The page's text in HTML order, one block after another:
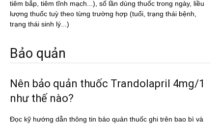
tiêm bắp, tiêm tĩnh mạch...), số lần dùng thuốc trong ngày, liều
lượng thuốc tuỳ theo từng trường hợp (tuổi, trạng thái bệnh,
trạng thái sinh lý...)
Bảo quản
Nên bảo quản thuốc Trandolapril 4mg/1
như thế nào?
Đọc kỹ hướng dẫn thông tin bảo quản thuốc ghi trên bao bì và